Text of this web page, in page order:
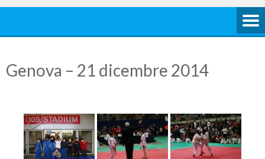
Genova – 21 dicembre 2014